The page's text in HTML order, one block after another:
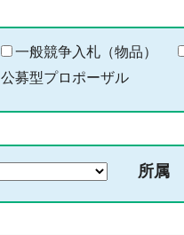
一般競争入札（物品）
公募型プロポーザル
所属